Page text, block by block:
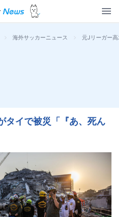
> 海外サッカーニュース > 元Jリーガー
タイで被災「『あ、死ん